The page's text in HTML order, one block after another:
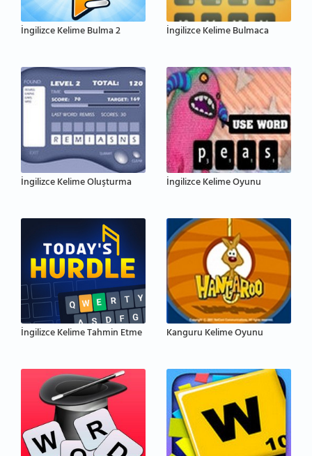
İngilizce Kelime Bulma 2 İngilizce Kelime Bulmaca
İngilizce Kelime Oluşturma İngilizce Kelime Oyunu
İngilizce Kelime Tahmin Etme Kanguru Kelime Oyunu